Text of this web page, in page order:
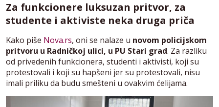
Za funkcionere luksuzan pritvor, za
studente i aktiviste neka druga priča
Kako piše Nova.rs, oni se nalaze u novom policijskom
pritvoru u Radničkoj ulici, u PU Stari grad. Za razliku
od privedenih funkcionera, studenti i aktivisti, koji su
protestovali i koji su hapšeni jer su protestovali, nisu
imali priliku da budu smešteni u ovakvim ćelijama.